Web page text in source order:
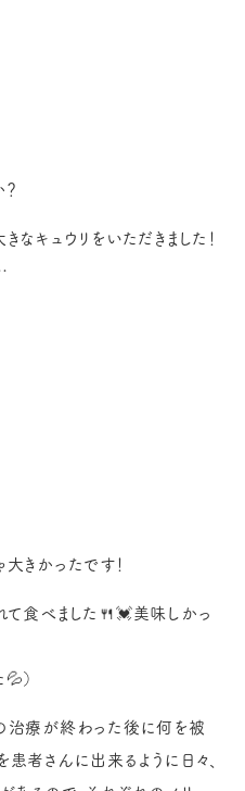
なキュウリをいただきました！
きかったです！
て食べました🍴💓美味しかっ
）
治療が終わった後に何を被
者さんに出来るように日々、